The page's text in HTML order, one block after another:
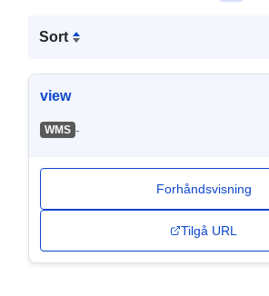
Sort
view
WMS -
Forhåndsvisning
Tilgå URL